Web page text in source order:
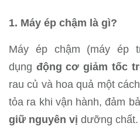
1. Máy ép chậm là gì?
Máy ép chậm (máy ép
dụng động cơ giảm tốc
rau củ và hoa quả một
tỏa ra khi vận hành, đảm
giữ nguyên vị dưỡng chất.